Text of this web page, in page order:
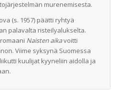
murenemisesta.
(s. 1957) päätti ryhtyä
palavalta risteilyalukselta.
Naisten aikavoitti
Viime syksynä Suomessa
kuulijat kyyneliin aidolla ja